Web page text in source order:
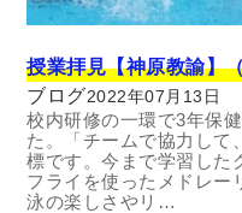
授業拝見【神原教諭】
ブログ2022年07月13日
校内研修の一環で3年保
た。「チームで協力して
標です。今まで学習した
フライを使ったメドレー
泳の楽しさやリ…